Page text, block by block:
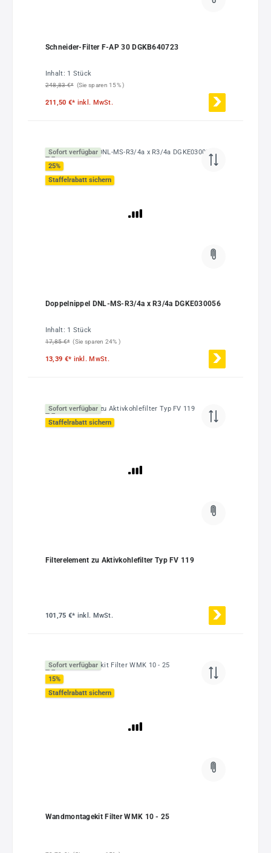
Schneider-Filter F-AP 30 DGKB640723
Inhalt: 1 Stück
248,83 €* (Sie sparen 15% )
211,50 €* inkl. MwSt.
Sofort verfügbar
25%
Staffelrabatt sichern
Doppelnippel DNL-MS-R3/4a x R3/4a DGKE030056
Inhalt: 1 Stück
17,85 €* (Sie sparen 24% )
13,39 €* inkl. MwSt.
Sofort verfügbar
Staffelrabatt sichern
Filterelement zu Aktivkohlefilter Typ FV 119
101,75 €* inkl. MwSt.
Sofort verfügbar
15%
Staffelrabatt sichern
Wandmontagekit Filter WMK 10 - 25